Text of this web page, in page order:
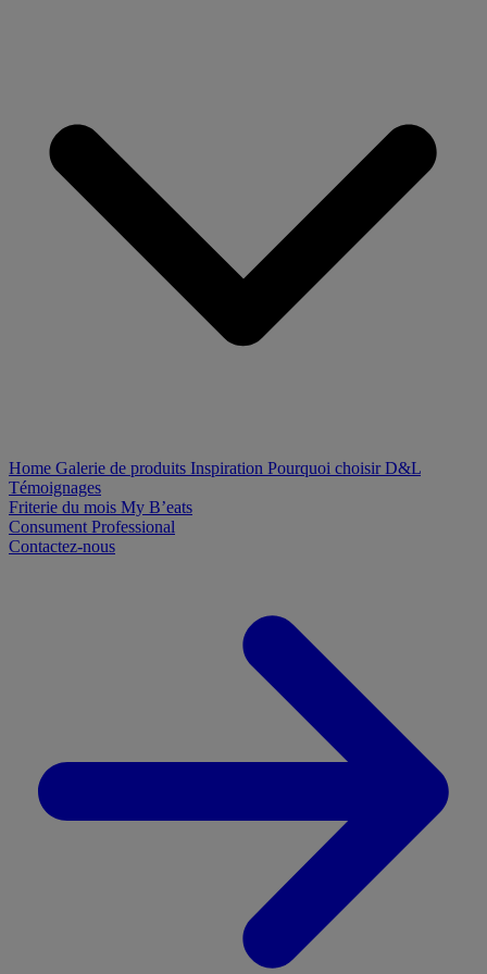
Home Galerie de produits Inspiration Pourquoi choisir D&L
Témoignages
Friterie du mois My B’eats
Consument Professional
Contactez-nous